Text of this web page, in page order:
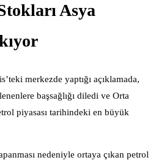
Asya
merkezde yaptığı açıklamada,
başsağlığı diledi ve Orta
piyasası tarihindeki en büyük
nedeniyle ortaya çıkan petrol